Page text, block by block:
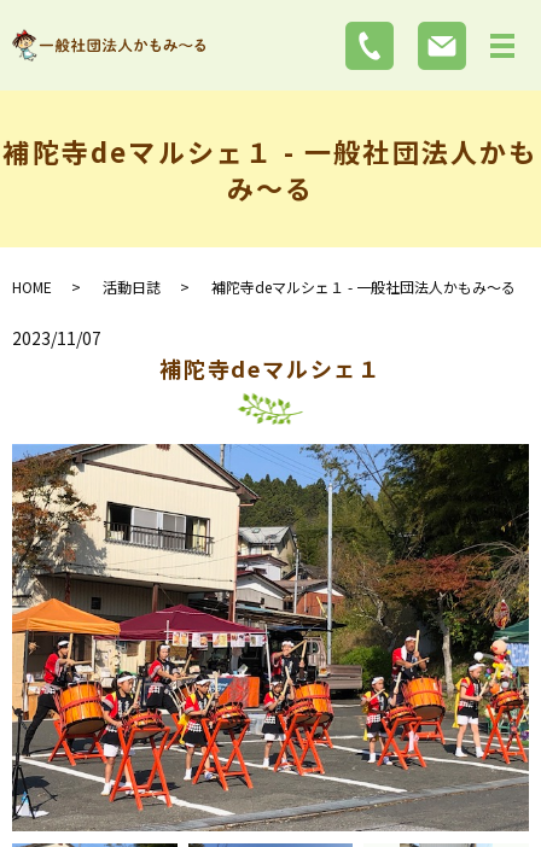
補陀寺deマルシェ１ - 一般社団法人かも
み～る
HOME 活動日誌 補陀寺deマルシェ１ - 一般社団法人かもみ～る
2023/11/07
補陀寺deマルシェ１